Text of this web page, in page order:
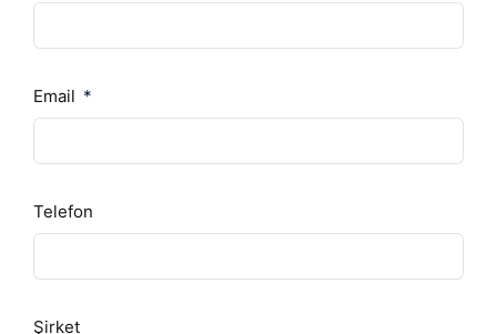
Email
Telefon
Şirket